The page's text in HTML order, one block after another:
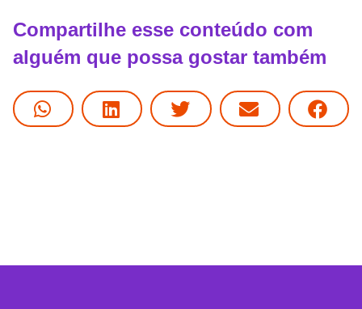
Compartilhe esse conteúdo com
alguém que possa gostar também